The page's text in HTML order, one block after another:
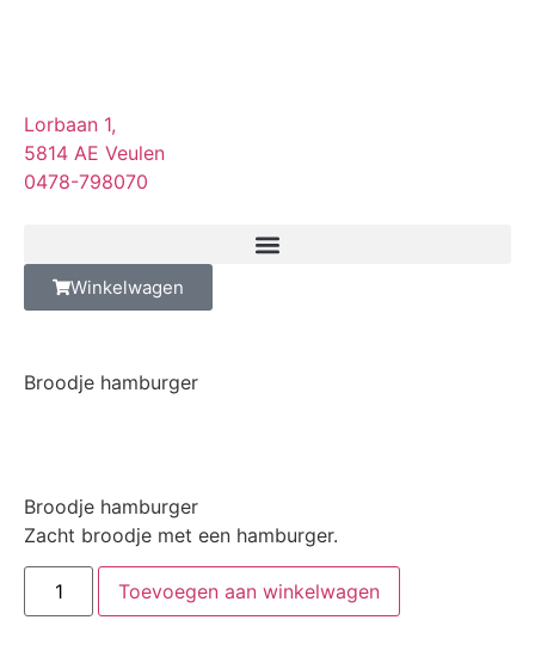
Lorbaan 1,
5814 AE Veulen
0478-798070
Winkelwagen
Broodje hamburger
Broodje hamburger
Zacht broodje met een hamburger.
Toevoegen aan winkelwagen